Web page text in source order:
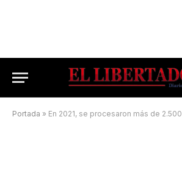
Portada » En 2021, se procesaron más de 2.500 casos de violencia